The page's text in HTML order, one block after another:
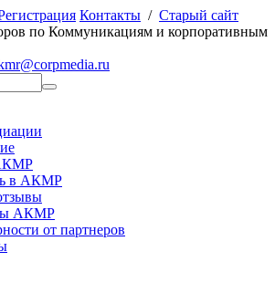
Контакты / Старый сайт
по Коммуникациям и корпоративным
в АКМР
АКМР
от партнеров